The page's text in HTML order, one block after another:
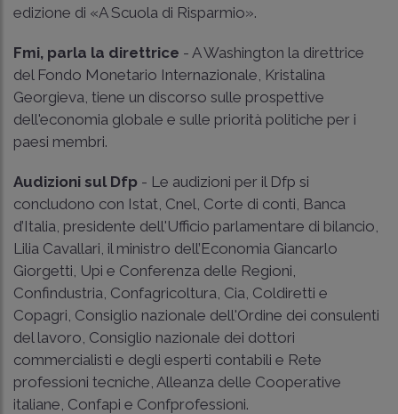
edizione di «A Scuola di Risparmio».
Fmi, parla la direttrice - A Washington la direttrice
del Fondo Monetario Internazionale, Kristalina
Georgieva, tiene un discorso sulle prospettive
dell'economia globale e sulle priorità politiche per i
paesi membri.
Audizioni sul Dfp - Le audizioni per il Dfp si
concludono con Istat, Cnel, Corte di conti, Banca
d’Italia, presidente dell'Ufficio parlamentare di bilancio,
Lilia Cavallari, il ministro dell’Economia Giancarlo
Giorgetti, Upi e Conferenza delle Regioni,
Confindustria, Confagricoltura, Cia, Coldiretti e
Copagri, Consiglio nazionale dell'Ordine dei consulenti
del lavoro, Consiglio nazionale dei dottori
commercialisti e degli esperti contabili e Rete
professioni tecniche, Alleanza delle Cooperative
italiane, Confapi e Confprofessioni.